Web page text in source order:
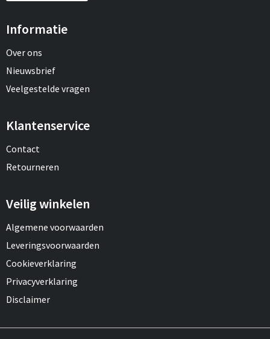
Informatie
Over ons
Nieuwsbrief
Veelgestelde vragen
Klantenservice
Contact
Retourneren
Veilig winkelen
Algemene voorwaarden
Leveringsvoorwaarden
Cookieverklaring
Privacyverklaring
Disclaimer